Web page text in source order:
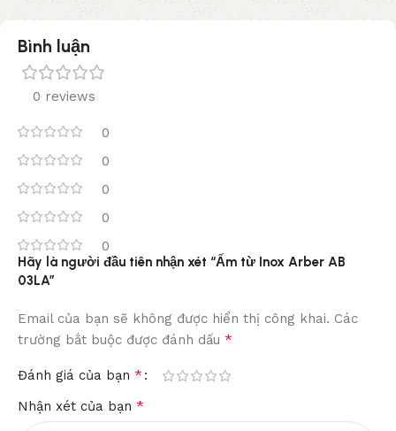
Bình luận
0 reviews
0
0
0
0
0
Hãy là người đầu tiên nhận xét “Ấm từ Inox Arber AB
03LA”
Email của bạn sẽ không được hiển thị công khai. Các
trường bắt buộc được đánh dấu *
Đánh giá của bạn *
Nhận xét của bạn *